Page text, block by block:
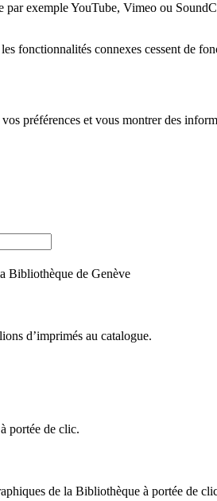
exemple YouTube, Vimeo ou
fonctionnalités connexes cessent de
préférences et vous montrer des
Bibliothèque de Genève
d’imprimés au catalogue.
portée de clic.
de la Bibliothèque à portée de